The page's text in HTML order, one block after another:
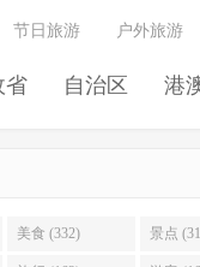
省 自治区 港
节日旅游 户外旅游
美食 (332) 景点